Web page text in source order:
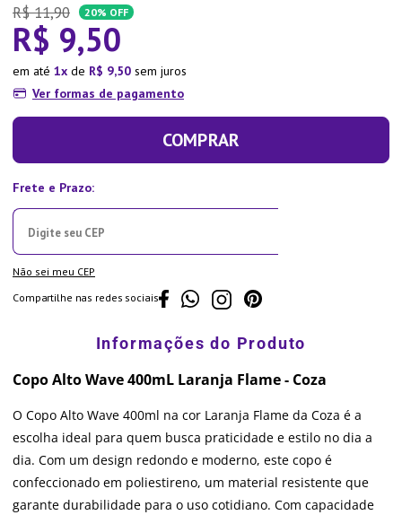
R$ 11,90 20% OFF
R$ 9,50
em até 1 de R$ 9,50 sem juros
Ver formas de pagamento
COMPRAR
Não sei meu CEP
Compartilhe nas redes sociais
Copo Alto Wave 400mL Laranja Flame - Coza
O Copo Alto Wave 400ml na cor Laranja Flame da Coza é a
escolha ideal para quem busca praticidade e estilo no dia a
dia. Com um design redondo e moderno, este copo é
confeccionado em poliestireno, um material resistente que
garante durabilidade para o uso cotidiano. Com capacidade